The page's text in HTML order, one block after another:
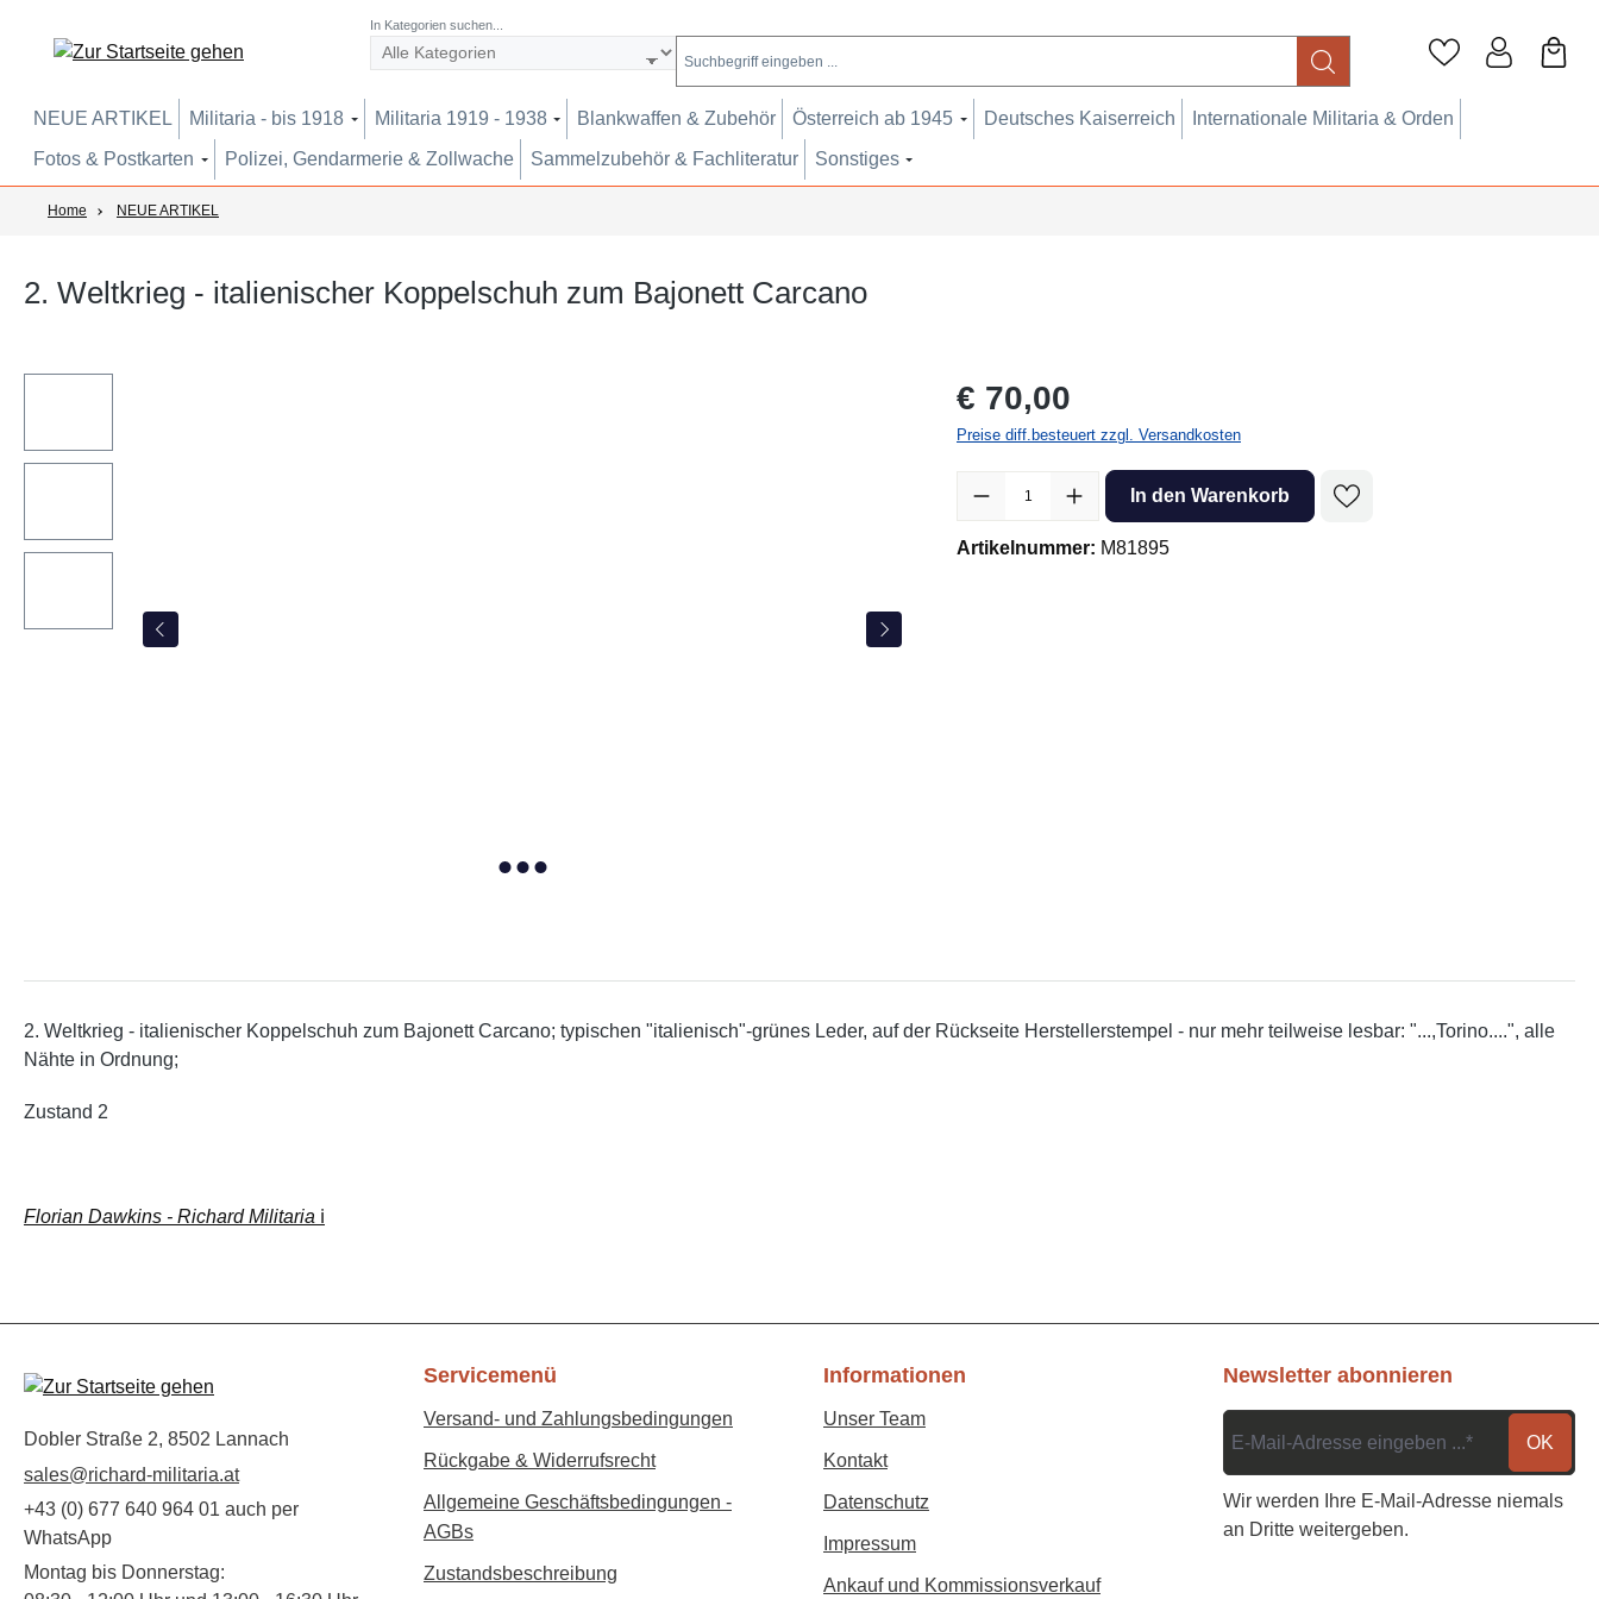
In Kategorien suchen...
NEUE ARTIKEL Militaria - bis 1918 Militaria 1919 - 1938 Blankwaffen & Zubehör Österreich ab 1945 Deutsches Kaiserreich
Internationale Militaria & Orden
Fotos & Postkarten
Polizei, Gendarmerie & Zollwache Sammelzubehör & Fachliteratur Sonstiges
Home NEUE ARTIKEL
2. Weltkrieg - italienischer Koppelschuh zum Bajonett Carcano
Regulärer Preis:
€ 70,00
Preise diff.besteuert zzgl. Versandkosten
Produkt Anzahl: Gib den gewünschten Wert ein oder benutze die Schaltflächen
In den Warenkorb
Artikelnummer: M81895
2. Weltkrieg - italienischer Koppelschuh zum Bajonett Carcano; typischen "italienisch"-grünes Leder, auf der Rückseite Herstellerstempel - nur mehr teilweise lesbar: "...,Torino....", alle
Nähte in Ordnung;
Zustand 2
Florian Dawkins - Richard Militaria ℹ️
Dobler Straße 2, 8502 Lannach
sales@richard-militaria.at
+43 (0) 677 640 964 01 auch per
WhatsApp
Montag bis Donnerstag:
Servicemenü
Versand- und Zahlungsbedingungen
Rückgabe & Widerrufsrecht
Allgemeine Geschäftsbedingungen -
AGBs
Zustandsbeschreibung
Informationen
Unser Team
Kontakt
Datenschutz
Impressum
Ankauf und Kommissionsverkauf
Newsletter abonnieren
OK
Wir werden Ihre E-Mail-Adresse niemals
an Dritte weitergeben.